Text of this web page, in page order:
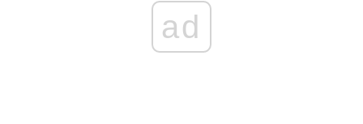
ad